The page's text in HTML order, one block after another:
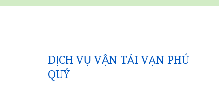
DỊCH VỤ VẬN TẢI VẠN PHÚ
QUÝ